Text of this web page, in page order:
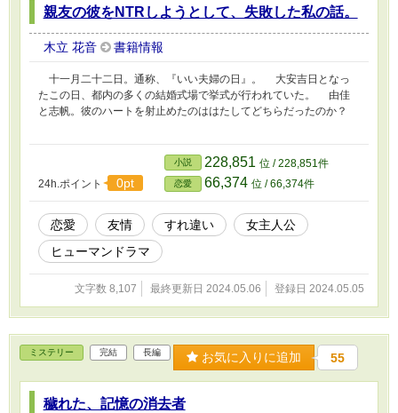
親友の彼をNTRしようとして、失敗した私の話。
木立 花音 書籍情報
十一月二十二日。通称、『いい夫婦の日』。 大安吉日となっ
たこの日、都内の多くの結婚式場で挙式が行われていた。 由佳
と志帆。彼のハートを射止めたのははたしてどちらだったのか？
24h.ポイント 0pt
小説 228,851 位 / 228,851件
恋愛 66,374 位 / 66,374件
恋愛 友情 すれ違い
女主人公
ヒューマンドラマ
文字数 8,107 最終更新日 2024.05.06 登録日 2024.05.05
ミステリー 完結 長編 お気に入りに追加 55
穢れた、記憶の消去者